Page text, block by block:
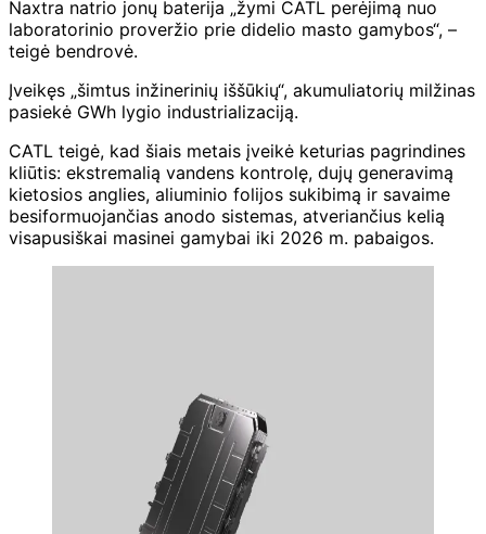
Naxtra natrio jonų baterija „žymi CATL perėjimą nuo
laboratorinio proveržio prie didelio masto gamybos“, –
teigė bendrovė.
Įveikęs „šimtus inžinerinių iššūkių“, akumuliatorių milžinas
pasiekė GWh lygio industrializaciją.
CATL teigė, kad šiais metais įveikė keturias pagrindines
kliūtis: ekstremalią vandens kontrolę, dujų generavimą
kietosios anglies, aliuminio folijos sukibimą ir savaime
besiformuojančias anodo sistemas, atveriančius kelią
visapusiškai masinei gamybai iki 2026 m. pabaigos.